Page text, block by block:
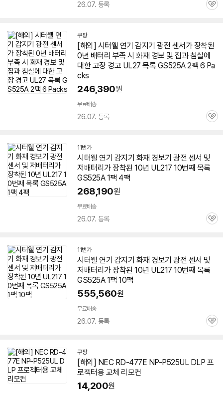
26.07. 등록
관
쿠팡
[해외] 시터웰 연기 감지기 광전 센서가 장착된
0년 배터리 부족 시 화재 경보 및 집과 침실에
대한 고장 경고 UL27 목록 GS525A 2팩 6 Pa
cks
246,390원
무료배송
26.07. 등록
관
11번가
시터웰 연기 감지기 화재 경보기 광전 센서 및
저배터리가 장착된 10년 UL217 10번째 목록
GS525A 1팩 4팩
268,190원
무료배송
26.07. 등록
관
11번가
시터웰 연기 감지기 화재 경보기 광전 센서 및
저배터리가 장착된 10년 UL217 10번째 목록
GS525A 1팩 10팩
555,560원
무료배송
26.07. 등록
관
쿠팡
[해외] NEC RD-477E NP-P525UL DLP 프
로젝터용 교체 리모컨
14,200원